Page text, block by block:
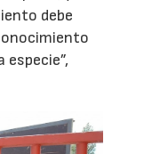
debe